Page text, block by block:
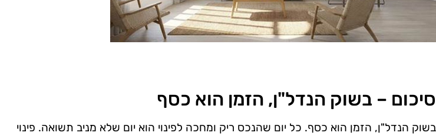
סיכום – בשוק הנדל"ן, הזמן הוא כסף
בשוק הנדל"ן, הזמן הוא כסף. כל יום שהנכס ריק ומחכה לפינוי הוא יום שלא מניב תשואה. פינוי